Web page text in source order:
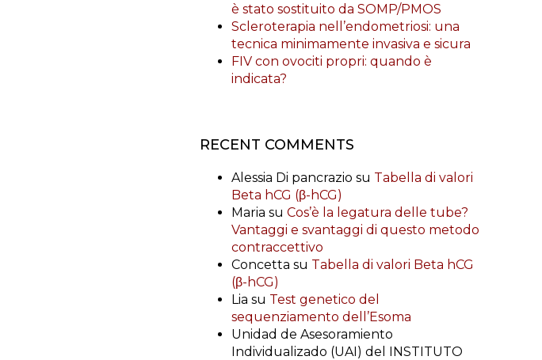
è stato sostituito da SOMP/PMOS
Scleroterapia nell’endometriosi: una
tecnica minimamente invasiva e sicura
FIV con ovociti propri: quando è
indicata?
RECENT COMMENTS
Alessia Di pancrazio su Tabella di valori
Beta hCG (β-hCG)
Maria su Cos’è la legatura delle tube?
Vantaggi e svantaggi di questo metodo
contraccettivo
Concetta su Tabella di valori Beta hCG
(β-hCG)
Lia su Test genetico del
sequenziamento dell’Esoma
Unidad de Asesoramiento
Individualizado (UAI) del INSTITUTO